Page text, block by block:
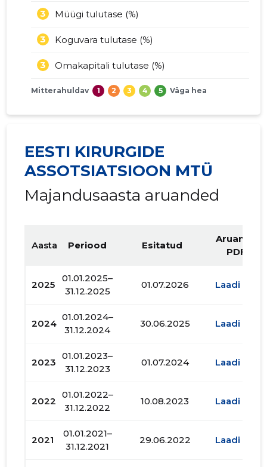
Müügi tulutase (%)
3
Koguvara tulutase (%)
3
Omakapitali tulutase (%)
3
Mitterahuldav 1 2 3 4 5 Väga hea
EESTI KIRURGIDE
ASSOTSIATSIOON MTÜ
Majandusaasta aruanded
Aasta Periood Esitatud
Aruande
PDF
2025
01.01.2025–
31.12.2025
01.07.2026 Laadi alla
2024
01.01.2024–
31.12.2024
30.06.2025 Laadi alla
2023
01.01.2023–
31.12.2023
01.07.2024 Laadi alla
2022
01.01.2022–
31.12.2022
10.08.2023 Laadi alla
2021
01.01.2021–
31.12.2021
29.06.2022 Laadi alla